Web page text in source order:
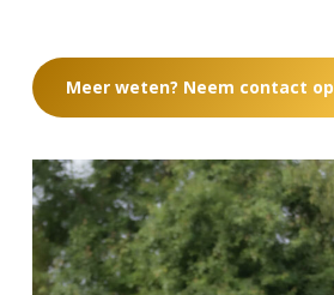
Meer weten? Neem contact op